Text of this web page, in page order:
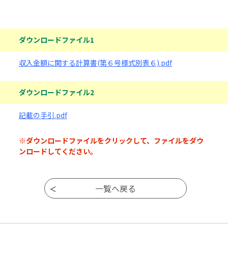
ダウンロードファイル1
収入金額に関する計算書(第６号様式別表６).pdf
ダウンロードファイル2
記載の手引.pdf
※ダウンロードファイルをクリックして、ファイルをダウ
ンロードしてください。